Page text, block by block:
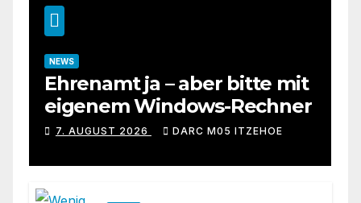
NEWS
Ehrenamt ja – aber bitte mit
eigenem Windows-Rechner
7. AUGUST 2026 DARC M05 ITZEHOE